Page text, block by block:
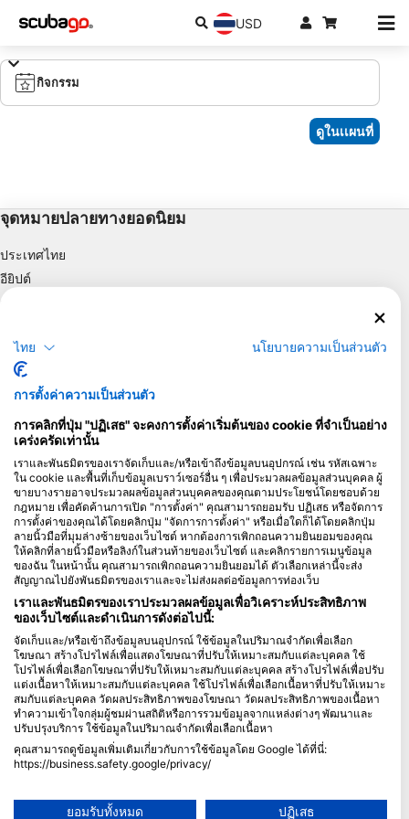
USD
กิจกรรม
ดูในเเผนที่
จุดหมายปลายทางยอดนิยม
ประเทศไทย
อียิปต์
สเปน
ฟลอริดา
ฟิลิปปินส์
เม็กซิโก
มัลดีฟส์
บริษัท
Blue Oceans
คำถามที่พบบ่อย (FAQ)
นโยบายความเป็นส่วนตัว
ข้อกำหนดการใช้งาน
ตราประทับ
สมาชิกภาพ
ร่วมเป็นพันธมิตรกับเรา
HEAD Watersports
SSI
LiveAboard.com
ไทย นโยบายความเป็นส่วนตัว
การตั้งค่าความเป็นส่วนตัว
การคลิกที่ปุ่ม "ปฏิเสธ" จะคงการตั้งค่าเริ่มต้นของ cookie ที่จำเป็นอย่าง
เคร่งครัดเท่านั้น
เราและพันธมิตรของเราจัดเก็บและ/หรือเข้าถึงข้อมูลบนอุปกรณ์ เช่น รหัสเฉพาะ
ใน cookie และพื้นที่เก็บข้อมูลเบราว์เซอร์อื่น ๆ เพื่อประมวลผลข้อมูลส่วนบุคคล ผู้
ขายบางรายอาจประมวลผลข้อมูลส่วนบุคคลของคุณตามประโยชน์โดยชอบด้วย
กฎหมาย เพื่อคัดค้านการเปิด "การตั้งค่า" คุณสามารถยอมรับ ปฏิเสธ หรือจัดการ
การตั้งค่าของคุณได้โดยคลิกปุ่ม "จัดการการตั้งค่า" หรือเมื่อใดก็ได้โดยคลิกปุ่ม
ลายนิ้วมือที่มุมล่างซ้ายของเว็บไซต์ หากต้องการเพิกถอนความยินยอมของคุณ
ให้คลิกที่ลายนิ้วมือหรือลิงก์ในส่วนท้ายของเว็บไซต์ และคลิกรายการเมนูข้อมูล
ของฉัน ในหน้านั้น คุณสามารถเพิกถอนความยินยอมได้ ตัวเลือกเหล่านี้จะส่ง
สัญญาณไปยังพันธมิตรของเราและจะไม่ส่งผลต่อข้อมูลการท่องเว็บ
เราและพันธมิตรของเราประมวลผลข้อมูลเพื่อวิเคราะห์ประสิทธิภาพ
ของเว็บไซต์และดำเนินการดังต่อไปนี้:
จัดเก็บและ/หรือเข้าถึงข้อมูลบนอุปกรณ์ ใช้ข้อมูลในปริมาณจำกัดเพื่อเลือก
โฆษณา สร้างโปรไฟล์เพื่อแสดงโฆษณาที่ปรับให้เหมาะสมกับแต่ละบุคคล ใช้
โปรไฟล์เพื่อเลือกโฆษณาที่ปรับให้เหมาะสมกับแต่ละบุคคล สร้างโปรไฟล์เพื่อปรับ
แต่งเนื้อหาให้เหมาะสมกับแต่ละบุคคล ใช้โปรไฟล์เพื่อเลือกเนื้อหาที่ปรับให้เหมาะ
สมกับแต่ละบุคคล วัดผลประสิทธิภาพของโฆษณา วัดผลประสิทธิภาพของเนื้อหา
ทำความเข้าใจกลุ่มผู้ชมผ่านสถิติหรือการรวมข้อมูลจากแหล่งต่างๆ พัฒนาและ
ปรับปรุงบริการ ใช้ข้อมูลในปริมาณจำกัดเพื่อเลือกเนื้อหา
คุณสามารถดูข้อมูลเพิ่มเติมเกี่ยวกับการใช้ข้อมูลโดย Google ได้ที่นี่:
https://business.safety.google/privacy/
ความยินยอมของคุณและนโยบาย cookie มีผลกับเว็บไซต์/แอปนี้เท่านั้น
ยอมรับทั้งหมด ปฏิเสธ